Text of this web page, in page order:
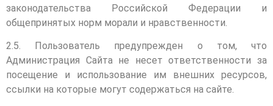
законодательства Российской Федерации и
общепринятых норм морали и нравственности.
2.5. Пользователь предупрежден о том, что
Администрация Сайта не несет ответственности за
посещение и использование им внешних ресурсов,
ссылки на которые могут содержаться на сайте.